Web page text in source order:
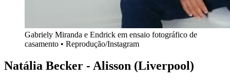
Gabriely Miranda e Endrick em ensaio fotográfico de
casamento • Reprodução/Instagram
Natália Becker - Alisson (Liverpool)